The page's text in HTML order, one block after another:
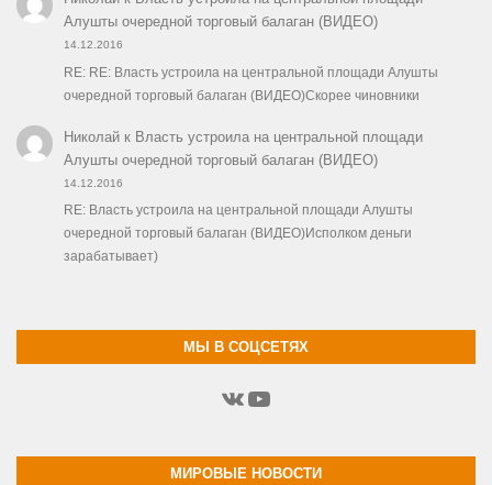
Алушты очередной торговый балаган (ВИДЕО)
14.12.2016
RE: RE: Власть устроила на центральной площади Алушты
очередной торговый балаган (ВИДЕО)Скорее чиновники
Николайк Власть устроила на центральной площади
Алушты очередной торговый балаган (ВИДЕО)
14.12.2016
RE: Власть устроила на центральной площади Алушты
очередной торговый балаган (ВИДЕО)Исполком деньги
зарабатывает)
МЫ В СОЦСЕТЯХ
ВКонтакте
YouTube
МИРОВЫЕ НОВОСТИ